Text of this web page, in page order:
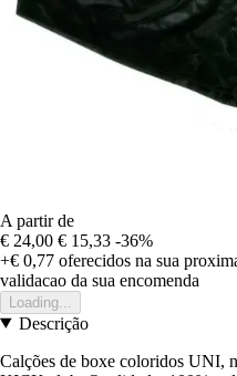
A partir de
€ 24,00 € 15,33 -36%
+€ 0,77 oferecidos na sua
validacao da sua encomenda
Loading...
Descrição
Calções de boxe coloridos UNI,